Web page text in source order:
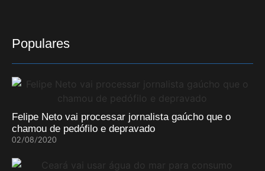
Populares
Felipe Neto vai processar jornalista gaúcho que o
chamou de pedófilo e depravado
02/08/2020